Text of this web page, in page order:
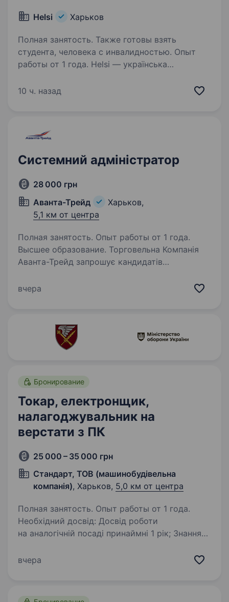
Helsi Харьков
Полная занятость. Также готовы взять
студента, человека с инвалидностью. Опыт
работы от 1 года. Helsi — українська
року. Мета Helsi — це доступ до здоров’я
10 ч. назад
Системний адміністратор
28 000 грн
Аванта-Трейд
Харьков,
5,1 км от центра
Полная занятость. Опыт работы от 1 года.
Высшее образование. Торговельна Компанія
Аванта-Трейд запрошує кандидатів
Харків. Вимоги до посади: Технічна освіта
вчера
Бронирование
Токар, електронщик,
налагоджувальник на
верстати з ПК
25 000 – 35 000 грн
Стандарт, ТОВ (машинобудівельна
компанія), Харьков, 5,0 км от центра
Полная занятость. Опыт работы от 1 года.
Необхідний досвід: Досвід роботи
на аналогічній посаді принаймні 1 рік; Знання
виробів; Вміння працювати з різними типами
вчера